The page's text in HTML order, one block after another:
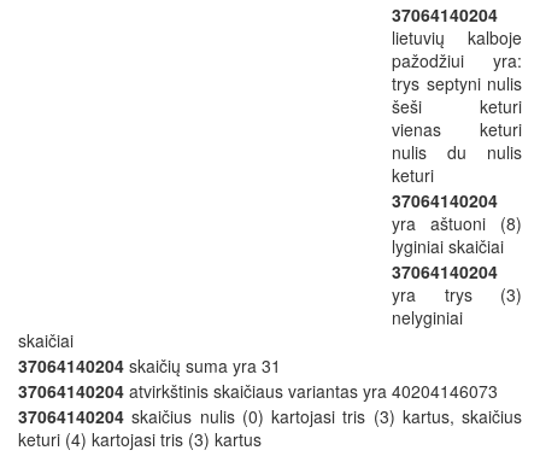
37064140204
lietuvių kalboje
pažodžiui yra:
trys septyni nulis
šeši keturi
vienas keturi
nulis du nulis
keturi
37064140204
yra aštuoni (8)
lyginiai skaičiai
37064140204
yra trys (3)
nelyginiai
skaičiai
37064140204 skaičių suma yra 31
37064140204 atvirkštinis skaičiaus variantas yra 40204146073
37064140204 skaičius nulis (0) kartojasi tris (3) kartus, skaičius
keturi (4) kartojasi tris (3) kartus